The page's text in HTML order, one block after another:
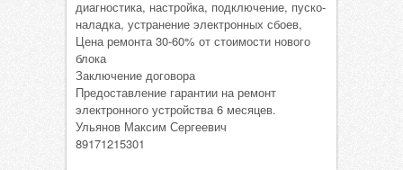
диагностика, настройка, подключение, пуско-
наладка, устранение электронных сбоев,
Цена ремонта 30-60% от стоимости нового
блока
Заключение договора
Предоставление гарантии на ремонт
электронного устройства 6 месяцев.
Ульянов Максим Сергеевич
89171215301